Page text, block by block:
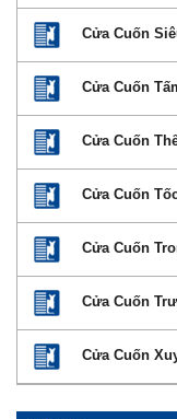
Cửa Cuốn
Cửa Cuốn
Cửa Cuốn
Cửa Cuốn
Cửa Cuốn
Cửa Cuốn
Cửa Cuốn